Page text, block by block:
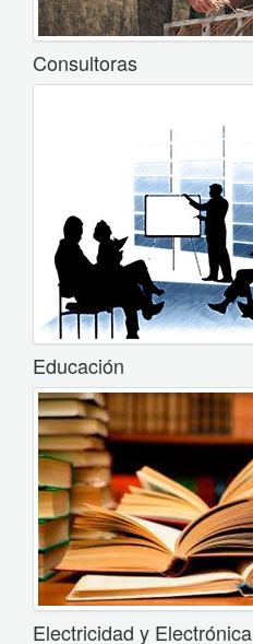
Consultoras
Educación
Electricidad y Electrónica